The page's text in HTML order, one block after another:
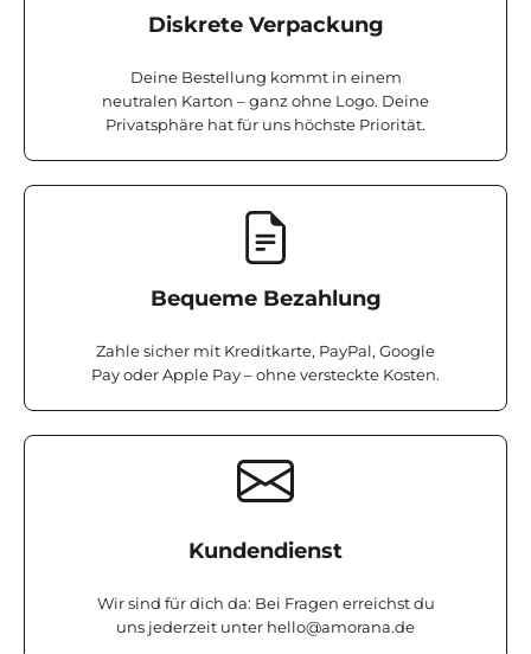
Diskrete Verpackung
Deine Bestellung kommt in einem
neutralen Karton – ganz ohne Logo. Deine
Privatsphäre hat für uns höchste Priorität.
Bequeme Bezahlung
Zahle sicher mit Kreditkarte, PayPal, Google
Pay oder Apple Pay – ohne versteckte Kosten.
Kundendienst
Wir sind für dich da: Bei Fragen erreichst du
uns jederzeit unter hello@amorana.de